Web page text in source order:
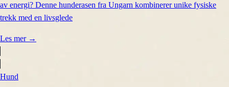
av energi? Denne hunderasen fra Ungarn kombinerer unike fysiske
trekk med en livsglede
Les mer →
Hund